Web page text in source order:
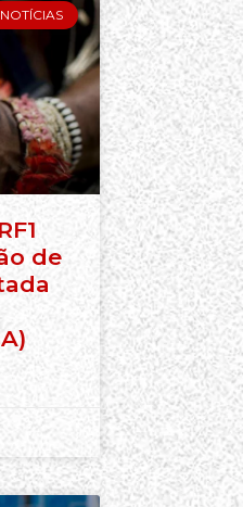
NOTÍCIAS
de